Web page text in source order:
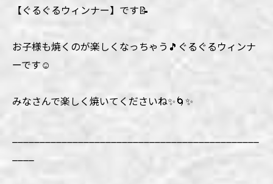
【ぐるぐるウィンナー】です📝
お子様も焼くのが楽しくなっちゃう🎵ぐるぐるウィンナ
ーです☺️
みなさんで楽しく焼いてくださいね✨🌀✨